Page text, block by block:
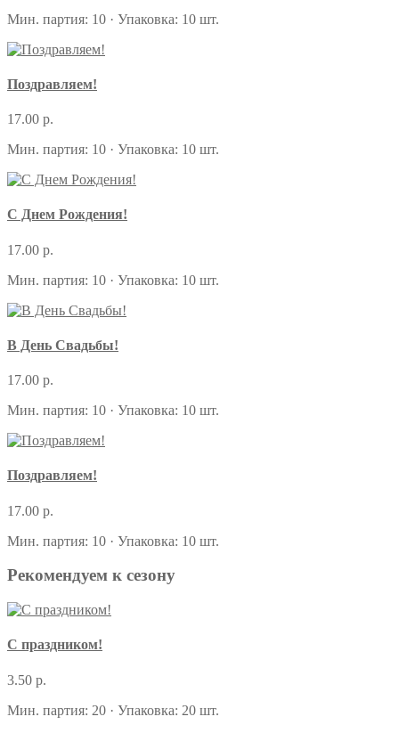
Мин. партия: 10 · Упаковка: 10 шт.
Поздравляем!
17.00 р.
Мин. партия: 10 · Упаковка: 10 шт.
С Днем Рождения!
17.00 р.
Мин. партия: 10 · Упаковка: 10 шт.
В День Свадьбы!
17.00 р.
Мин. партия: 10 · Упаковка: 10 шт.
Поздравляем!
17.00 р.
Мин. партия: 10 · Упаковка: 10 шт.
Рекомендуем к сезону
С праздником!
3.50 р.
Мин. партия: 20 · Упаковка: 20 шт.